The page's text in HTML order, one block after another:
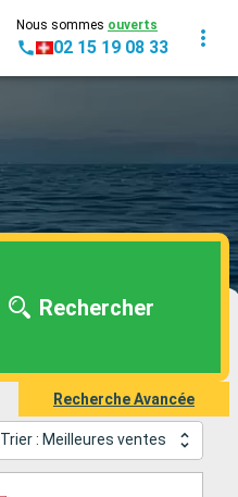
Nous sommes ouverts
02 15 19 08 33
Rechercher
Recherche Avancée
Trier : Meilleures ventes